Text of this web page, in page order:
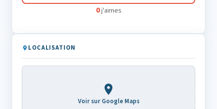
0j'aimes
LOCALISATION
Voir sur Google Maps